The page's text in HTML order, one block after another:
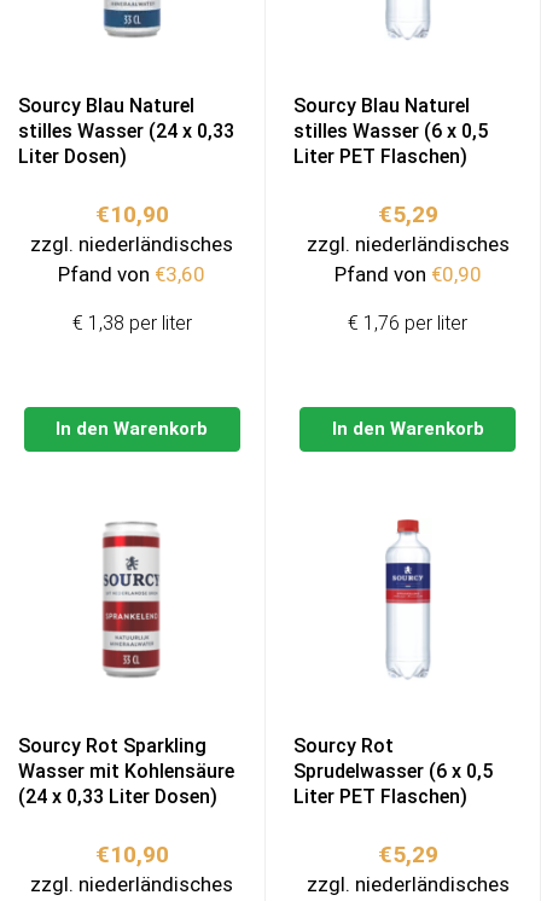
Sourcy Blau Naturel
stilles Wasser (24 x 0,33
Liter Dosen)
€10,90
zzgl. niederländisches
Pfand von €3,60
In den Warenkorb
€ 1,38 per liter
Sourcy Blau Naturel
stilles Wasser (6 x 0,5
Liter PET Flaschen)
€5,29
zzgl. niederländisches
Pfand von €0,90
In den Warenkorb
€ 1,76 per liter
Sourcy Rot Sparkling
Wasser mit Kohlensäure
(24 x 0,33 Liter Dosen)
€10,90
zzgl. niederländisches
Sourcy Rot
Sprudelwasser (6 x 0,5
Liter PET Flaschen)
€5,29
zzgl. niederländisches